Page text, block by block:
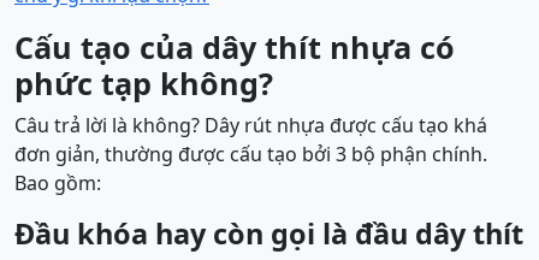
Cấu tạo của dây thít nhựa có
phức tạp không?
Câu trả lời là không? Dây rút nhựa được cấu tạo khá
đơn giản, thường được cấu tạo bởi 3 bộ phận chính.
Bao gồm:
Đầu khóa hay còn gọi là đầu dây thít